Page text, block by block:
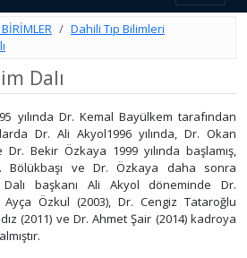
Dahili Tıp Bilimleri
Dalı
yılında Dr. Kemal Bayülkem tarafından
Dr. Ali Akyol1996 yılında, Dr. Okan
Dr. Bekir Özkaya 1999 yılında başlamış,
Bölükbaşı ve Dr. Özkaya daha sonra
Dalı başkanı Ali Akyol döneminde Dr.
Ayça Özkul (2003), Dr. Cengiz Tataroğlu
(2011) ve Dr. Ahmet Şair (2014) kadroya